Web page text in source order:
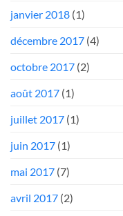
janvier 2018 (1)
décembre 2017 (4)
octobre 2017 (2)
août 2017 (1)
juillet 2017 (1)
juin 2017 (1)
mai 2017 (7)
avril 2017 (2)